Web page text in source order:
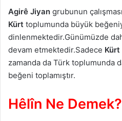
m
e
k
Agirê Jiyan grubunun çalışması
Kürt toplumunda büyük
dinlenmektedir.Günümüzde
devam etmektedir.Sadece
zamanda da Türk toplumunda
beğeni toplamıştır.
Hêlîn Ne Demek?